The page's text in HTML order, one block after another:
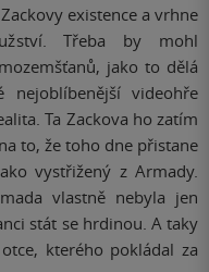
existence a vrhne
Třeba by mohl
jako to dělá
videohře
Ta Zackova ho zatím
to, že toho dne přistane
vystřižený z Armady.
vlastně nebyla jen
stát se hrdinou. A taky
kterého pokládal za